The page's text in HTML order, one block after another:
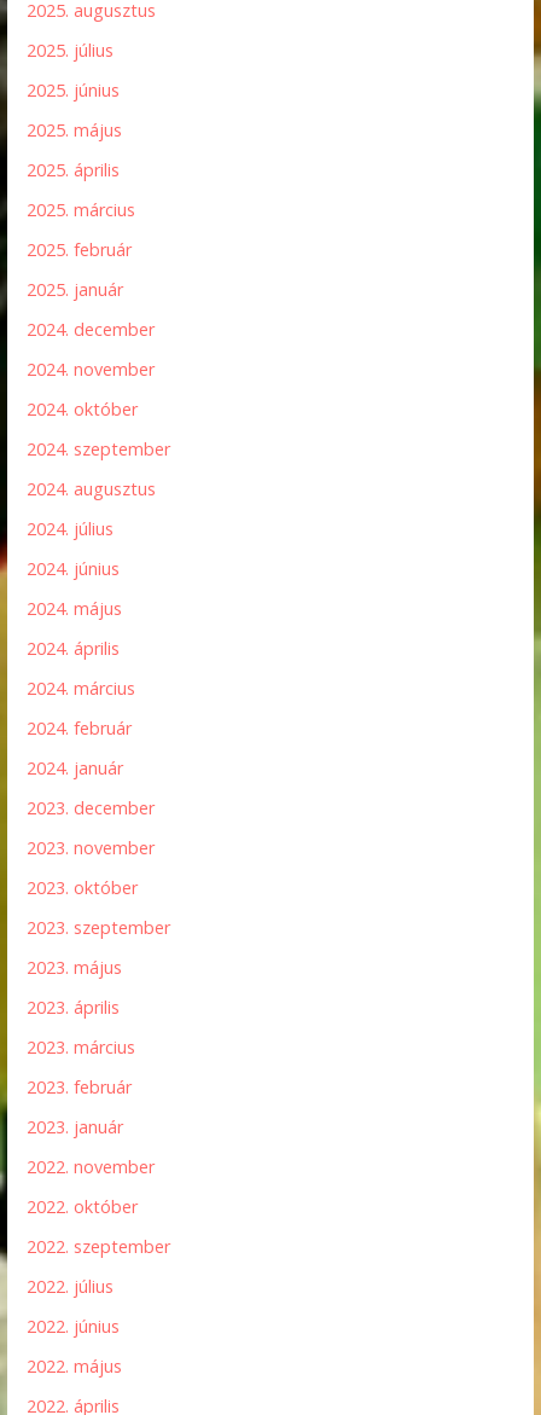
2025. augusztus
2025. július
2025. június
2025. május
2025. április
2025. március
2025. február
2025. január
2024. december
2024. november
2024. október
2024. szeptember
2024. augusztus
2024. július
2024. június
2024. május
2024. április
2024. március
2024. február
2024. január
2023. december
2023. november
2023. október
2023. szeptember
2023. május
2023. április
2023. március
2023. február
2023. január
2022. november
2022. október
2022. szeptember
2022. július
2022. június
2022. május
2022. április